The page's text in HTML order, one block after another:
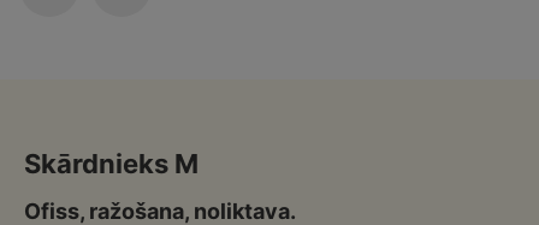
Skārdnieks M
Ofiss, ražošana, noliktava.